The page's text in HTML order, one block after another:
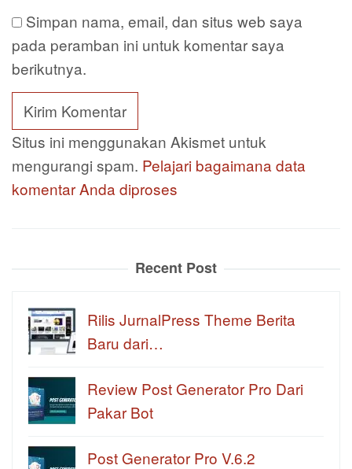
Simpan nama, email, dan situs web saya
pada peramban ini untuk komentar saya
berikutnya.
Situs ini menggunakan Akismet untuk
mengurangi spam. Pelajari bagaimana data
komentar Anda diproses
Recent Post
Rilis JurnalPress Theme Berita
Baru dari…
Review Post Generator Pro Dari
Pakar Bot
Post Generator Pro V.6.2